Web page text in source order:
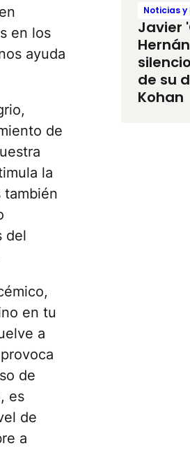
en los
ayuda
de
la
también
del
en tu
a
de
es
de
a
Noticias
Javier
de su
Kohan